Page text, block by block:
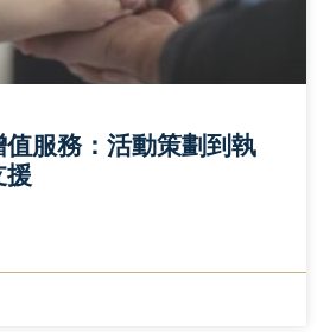
服務：活動策劃到執
援